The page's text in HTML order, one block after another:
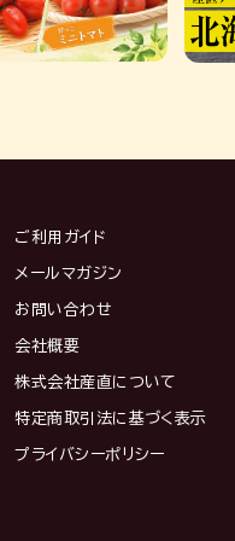
ご利用ガイド
メールマガジン
お問い合わせ
会社概要
株式会社産直について
特定商取引法に基づく表示
プライバシーポリシー